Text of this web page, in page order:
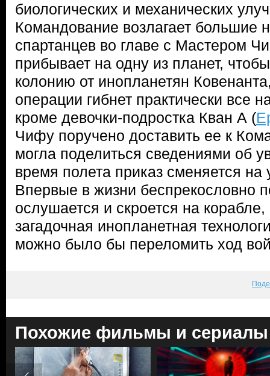
биологических и механических
Командование возлагает большие
спартанцев во главе с Мастером
прибывает на одну из планет,
колонию от инопланетян
операции гибнет практически все
кроме девочки-подростка Кван А (
Чифу поручено доставить ее к
могла поделиться сведениями об
время полета приказ сменяется на
Впервые в жизни беспрекословно
ослушается и скроется на
загадочная инопланетная
можно было бы переломить ход
Похожие фильмы и сериалы